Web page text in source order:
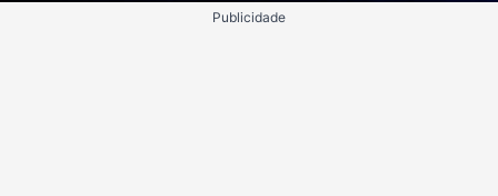
Publicidade